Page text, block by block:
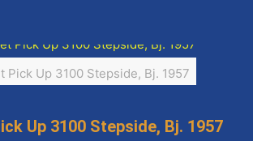
Pick Up 3100 Stepside, Bj. 1957
Up 3100 Stepside, Bj. 1957